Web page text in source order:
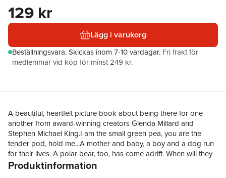
129 kr
Lägg i varukorg
Beställningsvara.Skickas inom 7-10 vardagar. Fri frakt för
medlemmar vid köp för minst 249 kr.
A beautiful, heartfelt picture book about being there for one
another from award-winning creators Glenda Millard and
Stephen Michael King.I am the small green pea, you are the
tender pod, hold me...A mother and baby, a boy and a dog run
for their lives. A polar bear, too, has come adrift. When will they
find land? Who will welcome them in? In all the wide world we
Produktinformation